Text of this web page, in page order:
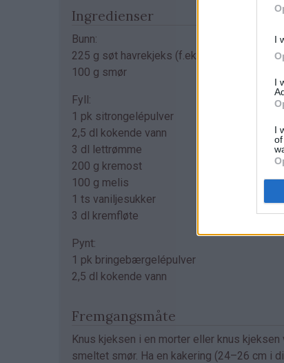
I
I
I
Ingredienser
Bunn:
225 g søt havrekjeks (f.eks. 3/4 pk Bixit)
100 g smør
Fyll:
1 pk sitrongelépulver
2,5 dl kokende vann
3 dl lettrømme
200 g kremost
100 g melis
1 ts vaniljesukker
3 dl kremfløte
Pynt:
1 pk bringebærgelépulver
2,5 dl kokende vann
Fremgangsmåte
Knus kjeksen i en morter eller knus
smeltet smør. Ha en kakering (24–26 cm i